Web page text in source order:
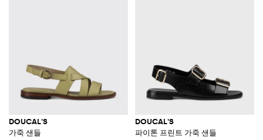
DOUCAL'S
가죽 샌들
DOUCAL'S
파이톤 프린트 가죽 샌들